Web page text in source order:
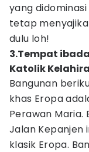
yang
tetap
dulu loh!
3.Tempat
Katolik
Bangunan
khas Eropa
Perawan
Jalan Kepanjen
klasik Eropa.